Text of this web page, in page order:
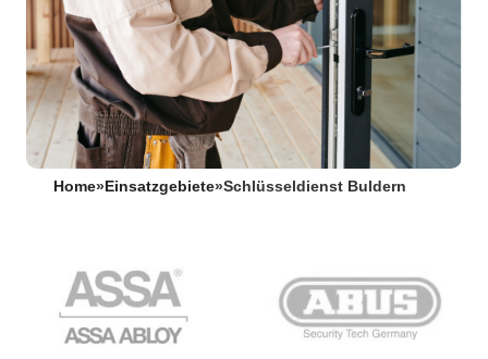
Home» Einsatzgebiete»Schlüsseldienst Buldern